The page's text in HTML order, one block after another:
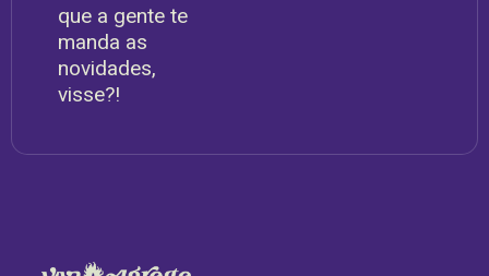
que a gente te
manda as
novidades,
visse?!